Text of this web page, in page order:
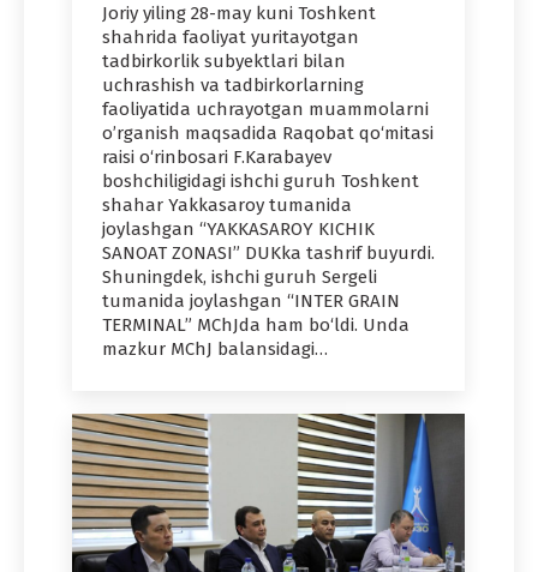
Joriy yiling 28-may kuni Toshkent
shahrida faoliyat yuritayotgan
tadbirkorlik subyektlari bilan
uchrashish va tadbirkorlarning
faoliyatida uchrayotgan muammolarni
o’rganish maqsadida Raqobat qo‘mitasi
raisi o‘rinbosari F.Karabayev
boshchiligidagi ishchi guruh Toshkent
shahar Yakkasaroy tumanida
joylashgan “YAKKASAROY KICHIK
SANOAT ZONASI” DUKka tashrif buyurdi.
Shuningdek, ishchi guruh Sergeli
tumanida joylashgan “INTER GRAIN
TERMINAL” MChJda ham bo‘ldi. Unda
mazkur MChJ balansidagi…